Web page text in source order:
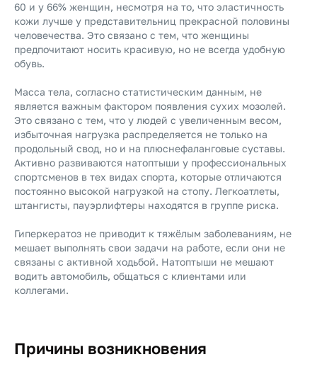
60 и у 66% женщин, несмотря на то, что эластичность
кожи лучше у представительниц прекрасной половины
человечества. Это связано с тем, что женщины
предпочитают носить красивую, но не всегда удобную
обувь.
Масса тела, согласно статистическим данным, не
является важным фактором появления сухих мозолей.
Это связано с тем, что у людей с увеличенным весом,
избыточная нагрузка распределяется не только на
продольный свод, но и на плюснефаланговые суставы.
Активно развиваются натоптыши у профессиональных
спортсменов в тех видах спорта, которые отличаются
постоянно высокой нагрузкой на стопу. Легкоатлеты,
штангисты, пауэрлифтеры находятся в группе риска.
Гиперкератоз не приводит к тяжёлым заболеваниям, не
мешает выполнять свои задачи на работе, если они не
связаны с активной ходьбой. Натоптыши не мешают
водить автомобиль, общаться с клиентами или
коллегами.
Причины возникновения